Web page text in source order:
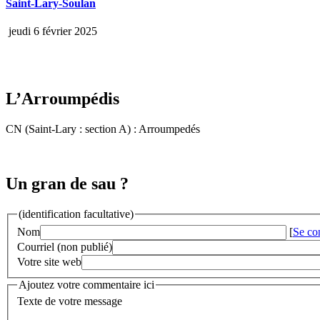
Saint-Lary-Soulan
jeudi 6 février 2025
L’Arroumpédis
CN (Saint-Lary : section A) : Arroumpedés
Un gran de sau ?
(identification facultative)
Nom
[Se
Courriel (non publié)
Votre site web
Ajoutez votre commentaire ici
Texte de votre message